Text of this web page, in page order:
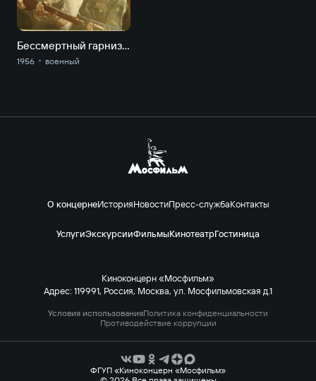
Бессмертный гарнизон
1956 военный
О концернеИсторияНовостиПресс-службаКонтакты
УслугиЭкскурсииФильмыКинотеатрГостиница
Киноконцерн «Мосфильм»
Адрес: 119991, Россия, Москва, ул. Мосфильмовская д.1
Условия использованияПолитика конфиденциальности
Противодействие коррупции
ФГУП «Киноконцерн «Мосфильм»